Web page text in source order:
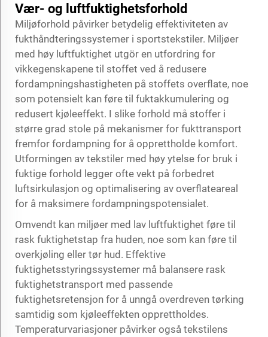
Vær- og luftfuktighetsforhold
Miljøforhold påvirker betydelig effektiviteten av
fukthåndteringssystemer i sportstekstiler. Miljøer
med høy luftfuktighet utgör en utfordring for
vikkegenskapene til stoffet ved å redusere
fordampningshastigheten på stoffets overflate, noe
som potensielt kan føre til fuktakkumulering og
redusert kjøleeffekt. I slike forhold må stoffer i
større grad stole på mekanismer for fukttransport
fremfor fordampning for å opprettholde komfort.
Utformingen av tekstiler med høy ytelse for bruk i
fuktige forhold legger ofte vekt på forbedret
luftsirkulasjon og optimalisering av overflateareal
for å maksimere fordampningspotensialet.
Omvendt kan miljøer med lav luftfuktighet føre til
rask fuktighetstap fra huden, noe som kan føre til
overkjøling eller tør hud. Effektive
fuktighetsstyringssystemer må balansere rask
fuktighetstransport med passende
fuktighetsretensjon for å unngå overdreven tørking
samtidig som kjøleeffekten opprettholdes.
Temperaturvariasjoner påvirker også tekstilens